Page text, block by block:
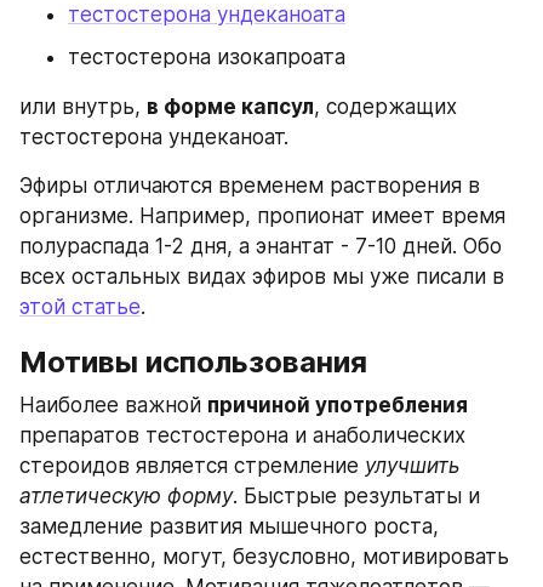
тестостерона ундеканоата
тестостерона изокапроата
или внутрь, в форме капсул, содержащих
тестостерона ундеканоат.
Эфиры отличаются временем растворения в
организме. Например, пропионат имеет время
полураспада 1-2 дня, а энантат - 7-10 дней. Обо
этой статье.
Мотивы использования
Наиболее важной причиной употребления
препаратов тестостерона и анаболических
стероидов является стремление улучшить
атлетическую форму. Быстрые результаты и
замедление развития мышечного роста,
естественно, могут, безусловно, мотивировать